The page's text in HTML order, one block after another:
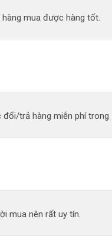
mua được hàng tốt.
trả hàng miễn phí trong
mua nên rất uy tín.